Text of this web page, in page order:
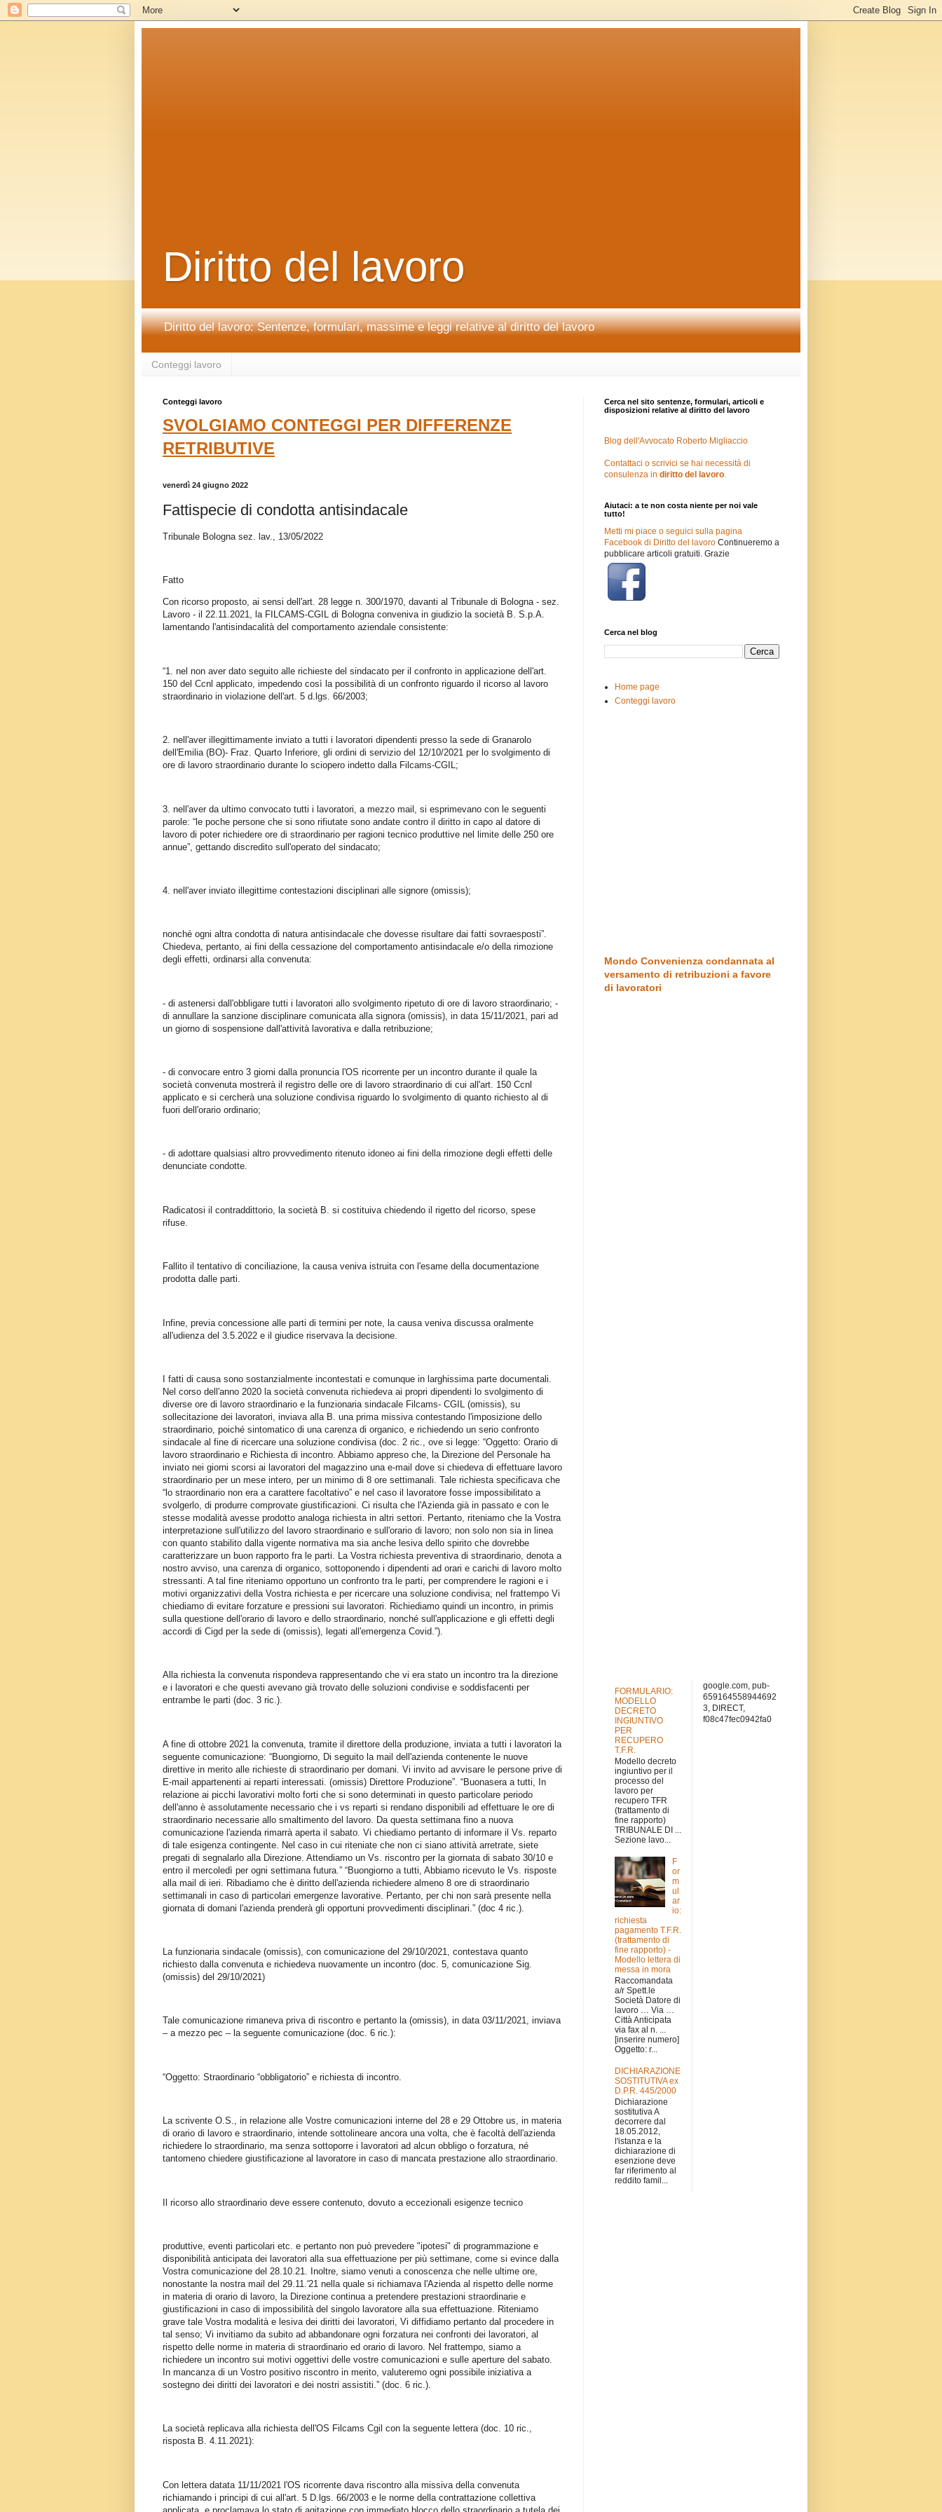
Diritto del lavoro
Diritto del lavoro: Sentenze, formulari, massime e leggi relative al diritto del lavoro
Conteggi lavoro
Conteggi lavoro
SVOLGIAMO CONTEGGI PER DIFFERENZE
RETRIBUTIVE
venerdì 24 giugno 2022
Fattispecie di condotta antisindacale
Tribunale Bologna sez. lav., 13/05/2022
Fatto
Con ricorso proposto, ai sensi dell'art. 28 legge n. 300/1970, davanti al Tribunale di Bologna - sez.
Lavoro - il 22.11.2021, la FILCAMS-CGIL di Bologna conveniva in giudizio la società B. S.p.A.
lamentando l'antisindacalità del comportamento aziendale consistente:
“1. nel non aver dato seguito alle richieste del sindacato per il confronto in applicazione dell'art.
150 del Ccnl applicato, impedendo così la possibilità di un confronto riguardo il ricorso al lavoro
straordinario in violazione dell'art. 5 d.lgs. 66/2003;
2. nell'aver illegittimamente inviato a tutti i lavoratori dipendenti presso la sede di Granarolo
dell'Emilia (BO)- Fraz. Quarto Inferiore, gli ordini di servizio del 12/10/2021 per lo svolgimento di
ore di lavoro straordinario durante lo sciopero indetto dalla Filcams-CGIL;
3. nell'aver da ultimo convocato tutti i lavoratori, a mezzo mail, si esprimevano con le seguenti
parole: “le poche persone che si sono rifiutate sono andate contro il diritto in capo al datore di
lavoro di poter richiedere ore di straordinario per ragioni tecnico produttive nel limite delle 250 ore
annue”, gettando discredito sull'operato del sindacato;
4. nell'aver inviato illegittime contestazioni disciplinari alle signore (omissis);
nonché ogni altra condotta di natura antisindacale che dovesse risultare dai fatti sovraesposti”.
Chiedeva, pertanto, ai fini della cessazione del comportamento antisindacale e/o della rimozione
degli effetti, ordinarsi alla convenuta:
- di astenersi dall'obbligare tutti i lavoratori allo svolgimento ripetuto di ore di lavoro straordinario; -
di annullare la sanzione disciplinare comunicata alla signora (omissis), in data 15/11/2021, pari ad
un giorno di sospensione dall'attività lavorativa e dalla retribuzione;
- di convocare entro 3 giorni dalla pronuncia l'OS ricorrente per un incontro durante il quale la
società convenuta mostrerà il registro delle ore di lavoro straordinario di cui all'art. 150 Ccnl
applicato e si cercherà una soluzione condivisa riguardo lo svolgimento di quanto richiesto al di
fuori dell'orario ordinario;
- di adottare qualsiasi altro provvedimento ritenuto idoneo ai fini della rimozione degli effetti delle
denunciate condotte.
Radicatosi il contraddittorio, la società B. si costituiva chiedendo il rigetto del ricorso, spese
rifuse.
Fallito il tentativo di conciliazione, la causa veniva istruita con l'esame della documentazione
prodotta dalle parti.
Infine, previa concessione alle parti di termini per note, la causa veniva discussa oralmente
all'udienza del 3.5.2022 e il giudice riservava la decisione.
I fatti di causa sono sostanzialmente incontestati e comunque in larghissima parte documentali.
Nel corso dell'anno 2020 la società convenuta richiedeva ai propri dipendenti lo svolgimento di
diverse ore di lavoro straordinario e la funzionaria sindacale Filcams- CGIL (omissis), su
sollecitazione dei lavoratori, inviava alla B. una prima missiva contestando l'imposizione dello
straordinario, poiché sintomatico di una carenza di organico, e richiedendo un serio confronto
sindacale al fine di ricercare una soluzione condivisa (doc. 2 ric., ove si legge: “Oggetto: Orario di
lavoro straordinario e Richiesta di incontro. Abbiamo appreso che, la Direzione del Personale ha
inviato nei giorni scorsi ai lavoratori del magazzino una e-mail dove si chiedeva di effettuare lavoro
straordinario per un mese intero, per un minimo di 8 ore settimanali. Tale richiesta specificava che
“lo straordinario non era a carattere facoltativo” e nel caso il lavoratore fosse impossibilitato a
svolgerlo, di produrre comprovate giustificazioni. Ci risulta che l'Azienda già in passato e con le
stesse modalità avesse prodotto analoga richiesta in altri settori. Pertanto, riteniamo che la Vostra
interpretazione sull'utilizzo del lavoro straordinario e sull'orario di lavoro; non solo non sia in linea
con quanto stabilito dalla vigente normativa ma sia anche lesiva dello spirito che dovrebbe
caratterizzare un buon rapporto fra le parti. La Vostra richiesta preventiva di straordinario, denota a
nostro avviso, una carenza di organico, sottoponendo i dipendenti ad orari e carichi di lavoro molto
stressanti. A tal fine riteniamo opportuno un confronto tra le parti, per comprendere le ragioni e i
motivi organizzativi della Vostra richiesta e per ricercare una soluzione condivisa; nel frattempo Vi
chiediamo di evitare forzature e pressioni sui lavoratori. Richiediamo quindi un incontro, in primis
sulla questione dell'orario di lavoro e dello straordinario, nonché sull'applicazione e gli effetti degli
accordi di Cigd per la sede di (omissis), legati all'emergenza Covid.”).
Alla richiesta la convenuta rispondeva rappresentando che vi era stato un incontro tra la direzione
e i lavoratori e che questi avevano già trovato delle soluzioni condivise e soddisfacenti per
entrambe le parti (doc. 3 ric.).
A fine di ottobre 2021 la convenuta, tramite il direttore della produzione, inviata a tutti i lavoratori la
seguente comunicazione: “Buongiorno, Di seguito la mail dell'azienda contenente le nuove
direttive in merito alle richieste di straordinario per domani. Vi invito ad avvisare le persone prive di
E-mail appartenenti ai reparti interessati. (omissis) Direttore Produzione”. “Buonasera a tutti, In
relazione ai picchi lavorativi molto forti che si sono determinati in questo particolare periodo
dell'anno è assolutamente necessario che i vs reparti si rendano disponibili ad effettuare le ore di
straordinario necessarie allo smaltimento del lavoro. Da questa settimana fino a nuova
comunicazione l'azienda rimarrà aperta il sabato. Vi chiediamo pertanto di informare il Vs. reparto
di tale esigenza contingente. Nel caso in cui riteniate che non ci siano attività arretrate, siete
pregati di segnalarlo alla Direzione. Attendiamo un Vs. riscontro per la giornata di sabato 30/10 e
entro il mercoledì per ogni settimana futura.” “Buongiorno a tutti, Abbiamo ricevuto le Vs. risposte
alla mail di ieri. Ribadiamo che è diritto dell'azienda richiedere almeno 8 ore di straordinario
settimanali in caso di particolari emergenze lavorative. Pertanto, per chi non sarà presente nella
giornata di domani l'azienda prenderà gli opportuni provvedimenti disciplinari.” (doc 4 ric.).
La funzionaria sindacale (omissis), con comunicazione del 29/10/2021, contestava quanto
richiesto dalla convenuta e richiedeva nuovamente un incontro (doc. 5, comunicazione Sig.
(omissis) del 29/10/2021)
Tale comunicazione rimaneva priva di riscontro e pertanto la (omissis), in data 03/11/2021, inviava
– a mezzo pec – la seguente comunicazione (doc. 6 ric.):
“Oggetto: Straordinario “obbligatorio” e richiesta di incontro.
La scrivente O.S., in relazione alle Vostre comunicazioni interne del 28 e 29 Ottobre us, in materia
di orario di lavoro e straordinario, intende sottolineare ancora una volta, che è facoltà dell'azienda
richiedere lo straordinario, ma senza sottoporre i lavoratori ad alcun obbligo o forzatura, né
tantomeno chiedere giustificazione al lavoratore in caso di mancata prestazione allo straordinario.
Il ricorso allo straordinario deve essere contenuto, dovuto a eccezionali esigenze tecnico
produttive, eventi particolari etc. e pertanto non può prevedere "ipotesi" di programmazione e
disponibilità anticipata dei lavoratori alla sua effettuazione per più settimane, come si evince dalla
Vostra comunicazione del 28.10.21. Inoltre, siamo venuti a conoscenza che nelle ultime ore,
nonostante la nostra mail del 29.11.'21 nella quale si richiamava l'Azienda al rispetto delle norme
in materia di orario di lavoro, la Direzione continua a pretendere prestazioni straordinarie e
giustificazioni in caso di impossibilità del singolo lavoratore alla sua effettuazione. Riteniamo
grave tale Vostra modalità e lesiva dei diritti dei lavoratori, Vi diffidiamo pertanto dal procedere in
tal senso; Vi invitiamo da subito ad abbandonare ogni forzatura nei confronti dei lavoratori, al
rispetto delle norme in materia di straordinario ed orario di lavoro. Nel frattempo, siamo a
richiedere un incontro sui motivi oggettivi delle vostre comunicazioni e sulle aperture del sabato.
In mancanza di un Vostro positivo riscontro in merito, valuteremo ogni possibile iniziativa a
sostegno dei diritti dei lavoratori e dei nostri assistiti.” (doc. 6 ric.).
La società replicava alla richiesta dell'OS Filcams Cgil con la seguente lettera (doc. 10 ric.,
risposta B. 4.11.2021):
Con lettera datata 11/11/2021 l'OS ricorrente dava riscontro alla missiva della convenuta
richiamando i principi di cui all'art. 5 D.lgs. 66/2003 e le norme della contrattazione collettiva
Cerca nel sito sentenze, formulari, articoli e
disposizioni relative al diritto del lavoro
Blog dell'Avvocato Roberto Migliaccio
Contattaci o scrivici se hai necessità di
consulenza in diritto del lavoro.
Aiutaci: a te non costa niente per noi vale
tutto!
Metti mi piace o seguici sulla pagina
Facebook di Diritto del lavoro Continueremo a
pubblicare articoli gratuiti. Grazie
Cerca nel blog
Home page
Conteggi lavoro
Mondo Convenienza condannata al
versamento di retribuzioni a favore
di lavoratori
FORMULARIO:
MODELLO
DECRETO
INGIUNTIVO
PER
RECUPERO
T.F.R.
Modello decreto
ingiuntivo per il
processo del
lavoro per
recupero TFR
(trattamento di
fine rapporto)
TRIBUNALE DI ...
Sezione lavo...
F
or
m
ul
ar
io:
richiesta
pagamento T.F.R.
(trattamento di
fine rapporto) -
Modello lettera di
messa in mora
Raccomandata
a/r Spett.le
Società Datore di
lavoro … Via …
Città Anticipata
via fax al n. ...
[inserire numero]
Oggetto: r...
DICHIARAZIONE
SOSTITUTIVA ex
D.P.R. 445/2000
Dichiarazione
sostitutiva A
decorrere dal
18.05.2012,
l'istanza e la
dichiarazione di
esenzione deve
far riferimento al
reddito famil...
google.com, pub-
659164558944692
3, DIRECT,
f08c47fec0942fa0